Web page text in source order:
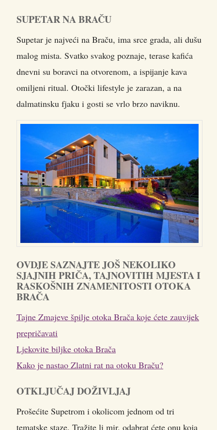
SUPETAR NA BRAČU
Supetar je najveći na Braču, ima srce grada, ali dušu
malog mista. Svatko svakog poznaje, terase kafića
dnevni su boravci na otvorenom, a ispijanje kava
omiljeni ritual. Otočki lifestyle je zarazan, a na
dalmatinsku fjaku i gosti se vrlo brzo naviknu.
OVDJE SAZNAJTE JOŠ NEKOLIKO
SJAJNIH PRIČA, TAJNOVITIH MJESTA I
RASKOŠNIH ZNAMENITOSTI OTOKA
BRAČA
Tajne Zmajeve špilje otoka Brača koje ćete zauvijek
prepričavati
Ljekovite biljke otoka Brača
Kako je nastao Zlatni rat na otoku Braču?
OTKLJUČAJ DOŽIVLJAJ
Prošećite Supetrom i okolicom jednom od tri
tematske staze. Tražite li mir, odabrat ćete onu koja